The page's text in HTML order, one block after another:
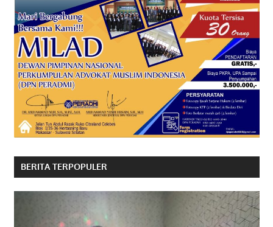
BERITA TERPOPULER